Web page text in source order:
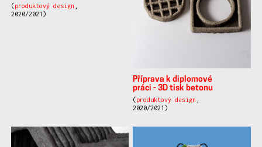
(produktový design
2020/2021)
Příprava k diplomové
práci - 3D tisk betonu
( produktový design ,
2020/2021)